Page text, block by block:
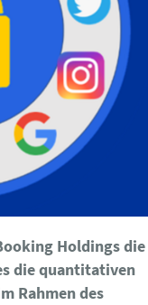
Holdings die
die quantitativen
Rahmen des